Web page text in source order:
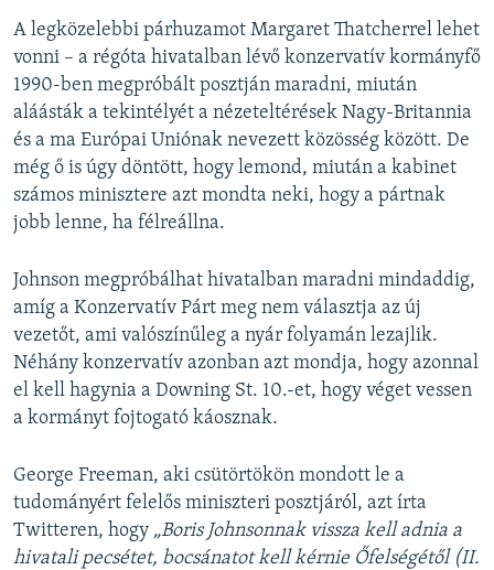
A legközelebbi párhuzamot Margaret Thatcherrel lehet
vonni – a régóta hivatalban lévő konzervatív kormányfő
1990-ben megpróbált posztján maradni, miután
aláásták a tekintélyét a nézeteltérések Nagy-Britannia
és a ma Európai Uniónak nevezett közösség között. De
még ő is úgy döntött, hogy lemond, miután a kabinet
számos minisztere azt mondta neki, hogy a pártnak
jobb lenne, ha félreállna.
Johnson megpróbálhat hivatalban maradni mindaddig,
amíg a Konzervatív Párt meg nem választja az új
vezetőt, ami valószínűleg a nyár folyamán lezajlik.
Néhány konzervatív azonban azt mondja, hogy azonnal
el kell hagynia a Downing St. 10.-et, hogy véget vessen
a kormányt fojtogató káosznak.
George Freeman, aki csütörtökön mondott le a
tudományért felelős miniszteri posztjáról, azt írta
Twitteren, hogy „Boris Johnsonnak vissza kell adnia a
hivatali pecsétet, bocsánatot kell kérnie Őfelségétől (II.